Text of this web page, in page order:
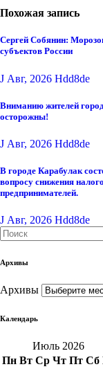
Похожая запись
Сергей Собянин:
субъектов России
J Авг, 2026 Hdd8de
Вниманию жителей
осторожны!
J Авг, 2026 Hdd8de
В городе Карабулак
вопросу снижения
предпринимателей.
J Авг, 2026 Hdd8de
Архивы
Архивы
Календарь
Июль 2026
Пн Вт Ср Чт Пт Сб